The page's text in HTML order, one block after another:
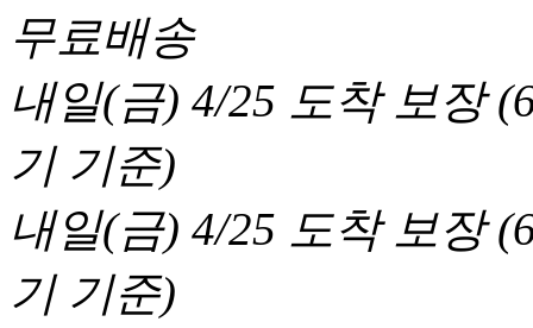
무료배송
내일(금) 4/25 도착 보장(
기 기준)
내일(금) 4/25 도착 보장(
기 기준)